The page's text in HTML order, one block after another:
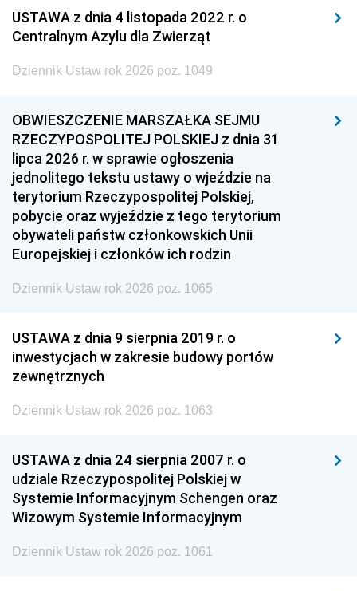
USTAWA z dnia 4 listopada 2022 r. o
Centralnym Azylu dla Zwierząt
Dziennik Ustaw rok 2026 poz. 1049
OBWIESZCZENIE MARSZAŁKA SEJMU
RZECZYPOSPOLITEJ POLSKIEJ z dnia 31
lipca 2026 r. w sprawie ogłoszenia
jednolitego tekstu ustawy o wjeździe na
terytorium Rzeczypospolitej Polskiej,
pobycie oraz wyjeździe z tego terytorium
obywateli państw członkowskich Unii
Europejskiej i członków ich rodzin
Dziennik Ustaw rok 2026 poz. 1065
USTAWA z dnia 9 sierpnia 2019 r. o
inwestycjach w zakresie budowy portów
zewnętrznych
Dziennik Ustaw rok 2026 poz. 1063
USTAWA z dnia 24 sierpnia 2007 r. o
udziale Rzeczypospolitej Polskiej w
Systemie Informacyjnym Schengen oraz
Wizowym Systemie Informacyjnym
Dziennik Ustaw rok 2026 poz. 1061